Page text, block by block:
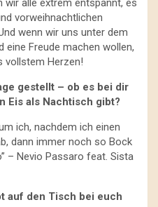
wir alle extrem entspannt, es
vorweihnachtlichen
wenn wir uns unter dem
eine Freude machen wollen,
vollstem Herzen!
gestellt – ob es bei dir
Eis als Nachtisch gibt?
ich, nachdem ich einen
dann immer noch so Bock
– Nevio Passaro feat. Sista
auf den Tisch bei euch